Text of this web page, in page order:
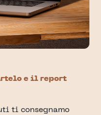
e il report
ti consegnamo